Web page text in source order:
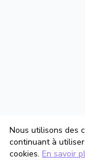
Nous utilisons des
continuant à
cookies. En savoir